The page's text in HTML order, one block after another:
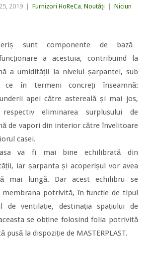
2019 Furnizori HoReCa,Noutăți
Niciun
sunt componente de bază
a acestuia, contribuind la
a umidității la nivelul șarpantei, sub
ce în termeni concreți înseamnă:
apei către astereală și mai jos,
eliminarea surplusului de
de vapori din interior către învelitoare
casei.
va fi mai bine echilibrată din
iar șarpanta și acoperișul vor avea
mai lungă. Dar acest echilibru se
membrana potrivită, în funcție de tipul
de ventilație, destinația spațiului de
se obține folosind folia potrivită
la dispoziție de MASTERPLAST.